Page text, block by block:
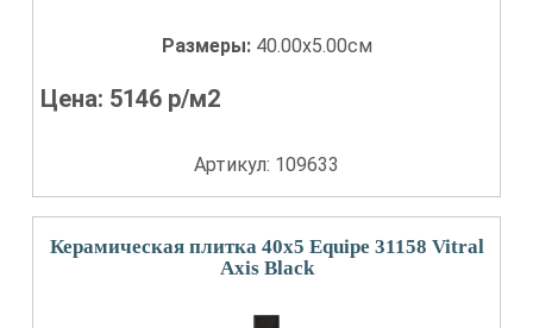
Размеры: 40.00x5.00см
Цена: 5146 р/м2
Артикул: 109633
Керамическая плитка 40x5 Equipe 31158 Vitral
Axis Black